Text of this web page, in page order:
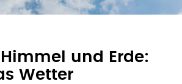
und Erde:
Wetter